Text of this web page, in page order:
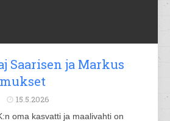
Saarisen ja Markus
15.5.2026
oma kasvatti ja maalivahti on